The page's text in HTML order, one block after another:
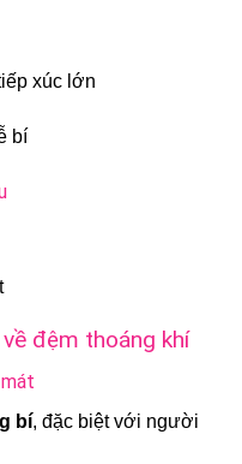
xúc lớn
bí
đệm thoáng khí
bí, đặc biệt với người